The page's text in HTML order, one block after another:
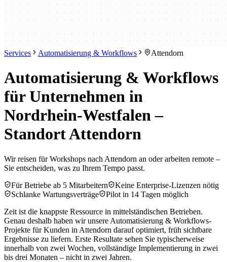
Services Automatisierung & Workflows Attendorn
Automatisierung & Workflows
für Unternehmen in
Nordrhein-Westfalen –
Standort Attendorn
Wir reisen für Workshops nach Attendorn an oder arbeiten remote –
Sie entscheiden, was zu Ihrem Tempo passt.
Für Betriebe ab 5 Mitarbeitern
Keine Enterprise-Lizenzen nötig
Schlanke Wartungsverträge
Pilot in 14 Tagen möglich
Zeit ist die knappste Ressource in mittelständischen Betrieben.
Genau deshalb haben wir unsere Automatisierung & Workflows-
Projekte für Kunden in Attendorn darauf optimiert, früh sichtbare
Ergebnisse zu liefern. Erste Resultate sehen Sie typischerweise
innerhalb von zwei Wochen, vollständige Implementierung in zwei
bis drei Monaten – nicht in zwei Jahren.